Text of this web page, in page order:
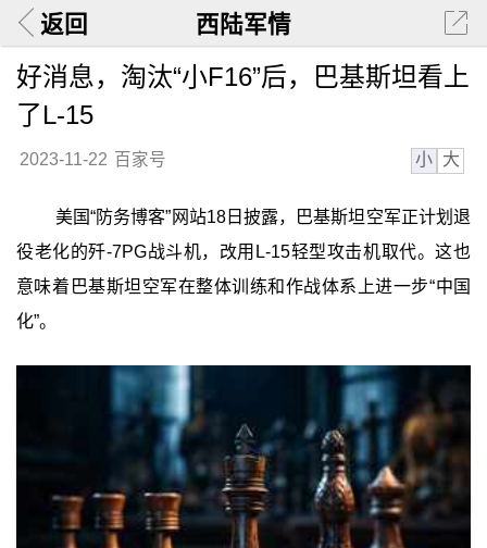
返回 西陆军情
好消息，淘汰“小F16”后，巴基斯坦看上
了L-15
2023-11-22 百家号 小 大
美国“防务博客”网站18日披露，巴基斯坦空军正计划退
役老化的歼-7PG战斗机，改用L-15轻型攻击机取代。这也
意味着巴基斯坦空军在整体训练和作战体系上进一步“中国
化”。